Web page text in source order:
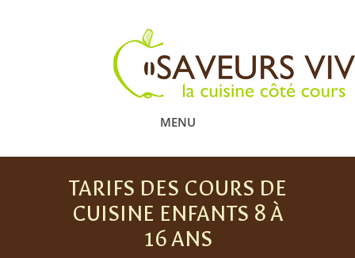
MENU
TARIFS DES COURS DE
CUISINE ENFANTS 8 À
16 ANS